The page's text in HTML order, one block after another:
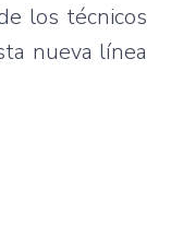
los técnicos
nueva línea